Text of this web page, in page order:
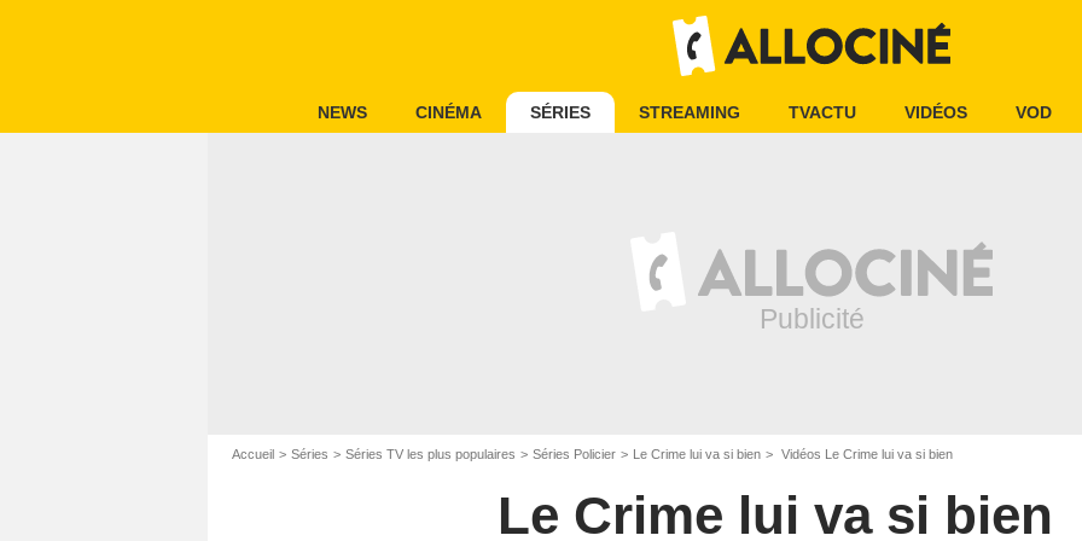
NEWS CINÉMA SÉRIES STREAMING TVACTU VIDÉOS VOD
Accueil Séries Séries TV les plus populaires Séries Policier Le Crime lui va si bien Vidéos Le Crime lui va si bien
Le Crime lui va si bien